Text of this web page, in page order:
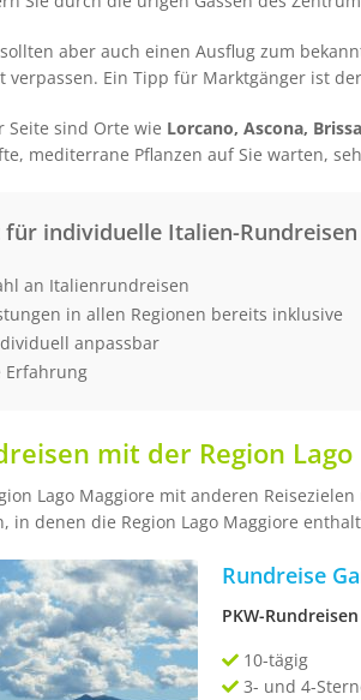
aber auch einen Ausflug zum
verpassen. Ein Tipp für Marktgänger ist
Seite sind Orte wie Lorcano, Ascona,
mediterrane Pflanzen auf Sie warten,
für individuelle Italien-Rundreisen
an Italienrundreisen
in allen Regionen bereits inklusive
anpassbar
Erfahrung
mit der Region Lago
Lago Maggiore mit anderen
in denen die Region Lago Maggiore
Rundreise
PKW-Rundreisen
10-tägig
3- und 4-